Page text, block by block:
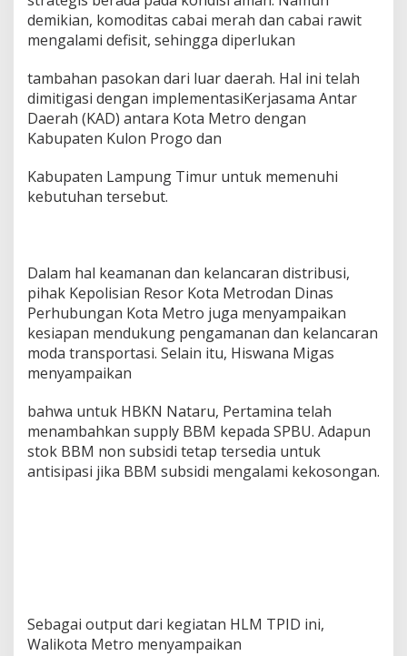
demikian, komoditas cabai merah dan cabai rawit
mengalami defisit, sehingga diperlukan
tambahan pasokan dari luar daerah. Hal ini telah
dimitigasi dengan implementasiKerjasama Antar
Daerah (KAD) antara Kota Metro dengan
Kabupaten Kulon Progo dan
Kabupaten Lampung Timur untuk memenuhi
kebutuhan tersebut.
Dalam hal keamanan dan kelancaran distribusi,
pihak Kepolisian Resor Kota Metrodan Dinas
Perhubungan Kota Metro juga menyampaikan
kesiapan mendukung pengamanan dan kelancaran
moda transportasi. Selain itu, Hiswana Migas
menyampaikan
bahwa untuk HBKN Nataru, Pertamina telah
menambahkan supply BBM kepada SPBU. Adapun
stok BBM non subsidi tetap tersedia untuk
antisipasi jika BBM subsidi mengalami kekosongan.
Sebagai output dari kegiatan HLM TPID ini,
Walikota Metro menyampaikan